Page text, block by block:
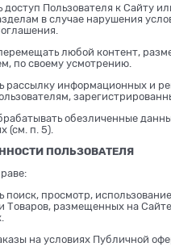
доступ Пользователя к Сайту
в случае нарушения
любой контент,
по своему усмотрению.
рассылку информационных и
обезличенные
(см. п. 5).
ПОЛЬЗОВАТЕЛЯ
поиск, просмотр, использование
Товаров, размещенных на
на условиях Публичной